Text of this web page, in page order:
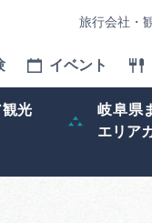
旅行会社・
イベント
光
岐阜県
エリア